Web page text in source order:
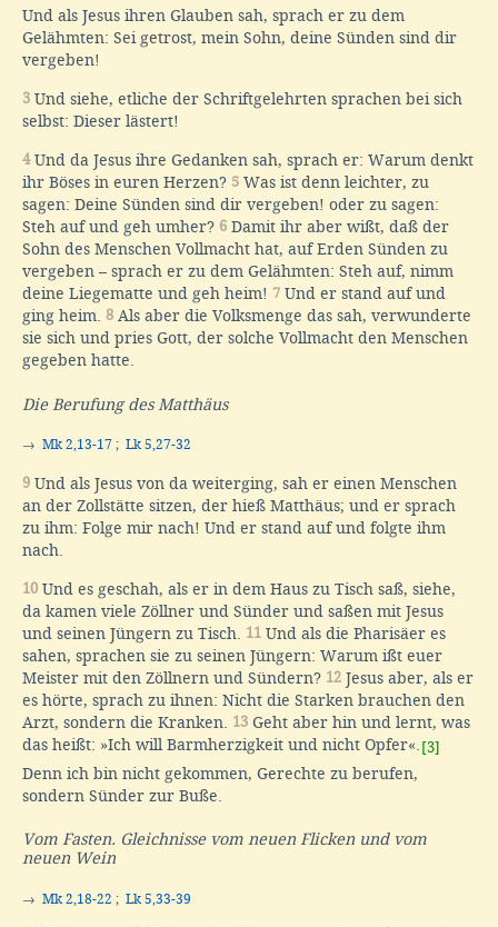
Und als Jesus ihren Glauben sah, sprach er zu dem
Gelähmten: Sei getrost, mein Sohn, deine Sünden sind dir
vergeben!
3 Und siehe, etliche der Schriftgelehrten sprachen bei sich
selbst: Dieser lästert!
4Und da Jesus ihre Gedanken sah, sprach er: Warum denkt
ihr Böses in euren Herzen? 5 Was ist denn leichter, zu
sagen: Deine Sünden sind dir vergeben! oder zu sagen:
Steh auf und geh umher? 6 Damit ihr aber wißt, daß der
Sohn des Menschen Vollmacht hat, auf Erden Sünden zu
vergeben – sprach er zu dem Gelähmten: Steh auf, nimm
deine Liegematte und geh heim! 7 Und er stand auf und
ging heim. 8 Als aber die Volksmenge das sah, verwunderte
sie sich und pries Gott, der solche Vollmacht den Menschen
gegeben hatte.
Die Berufung des Matthäus
→ Mk 2,13-17 ; Lk 5,27-32
9 Und als Jesus von da weiterging, sah er einen Menschen
an der Zollstätte sitzen, der hieß Matthäus; und er sprach
zu ihm: Folge mir nach! Und er stand auf und folgte ihm
nach.
10 Und es geschah, als er in dem Haus zu Tisch saß, siehe,
da kamen viele Zöllner und Sünder und saßen mit Jesus
und seinen Jüngern zu Tisch. 11 Und als die Pharisäer es
sahen, sprachen sie zu seinen Jüngern: Warum ißt euer
Meister mit den Zöllnern und Sündern? 12 Jesus aber, als er
es hörte, sprach zu ihnen: Nicht die Starken brauchen den
Arzt, sondern die Kranken. 13 Geht aber hin und lernt, was
das heißt: »Ich will Barmherzigkeit und nicht Opfer«. [3]
Denn ich bin nicht gekommen, Gerechte zu berufen,
sondern Sünder zur Buße.
Vom Fasten. Gleichnisse vom neuen Flicken und vom
neuen Wein
→ Mk 2,18-22 ; Lk 5,33-39